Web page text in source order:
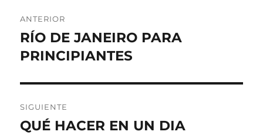
de
entradas
ANTERIOR
Entrada
anterior:
RÍO DE JANEIRO PARA
PRINCIPIANTES
SIGUIENTE
Siguiente
QUÉ HACER EN UN DIA